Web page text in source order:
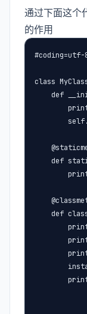
通过下面这个
的作用
#coding=utf-
class
def
def
def